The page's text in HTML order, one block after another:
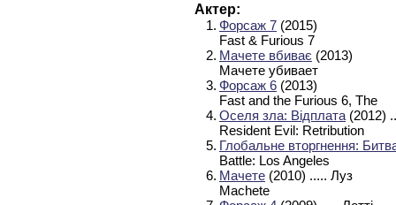
Актер:
1. Форсаж 7 (2015)
Fast & Furious 7
2. Мачете вбиває (2013)
Мачете убивает
3. Форсаж 6 (2013)
Fast and the Furious 6, The
4. Оселя зла: Відплата (2012)
Resident Evil: Retribution
5. Глобальне вторгнення:
Battle: Los Angeles
6. Мачете (2010) ..... Луз
Machete